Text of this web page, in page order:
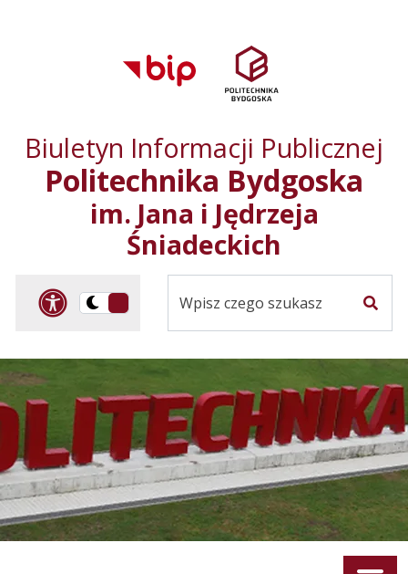
głównego menu
serwisu
Biuletyn Informacji Publicznej
Politechnika Bydgoska
im. Jana i Jędrzeja
Śniadeckich
Panel dostosowania
Przelącz
kontrastowa